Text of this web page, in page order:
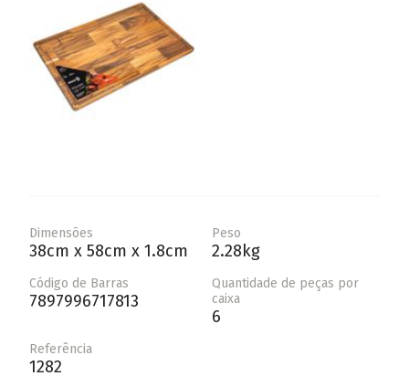
Dimensões
38cm x 58cm x 1.8cm
Peso
2.28kg
Código de Barras
7897996717813
Quantidade de peças por
caixa
6
Referência
1282